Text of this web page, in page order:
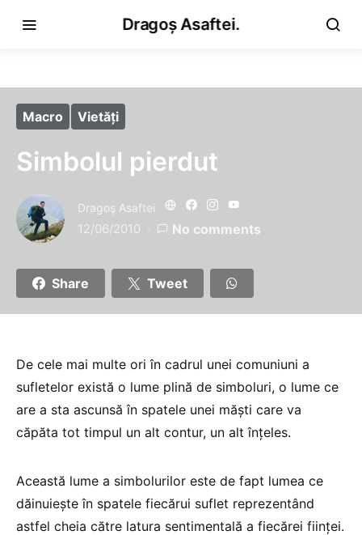
Dragoș Asaftei.
Macro Vietăţi
Simbolul pierdut
Dragoş Asaftei
12/06/2010 No comments
Share Tweet
De cele mai multe ori în cadrul unei comuniuni a
sufletelor există o lume plină de simboluri, o lume ce
are a sta ascunsă în spatele unei măşti care va
căpăta tot timpul un alt contur, un alt înţeles.
Această lume a simbolurilor este de fapt lumea ce
dăinuieşte în spatele fiecărui suflet reprezentând
astfel cheia către latura sentimentală a fiecărei fiinţei.